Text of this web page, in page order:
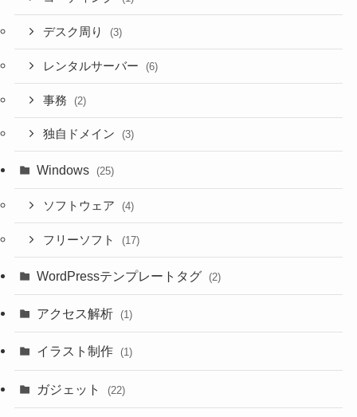
デスク周り (3)
レンタルサーバー (6)
事務 (2)
独自ドメイン (3)
Windows (25)
ソフトウェア (4)
フリーソフト (17)
WordPressテンプレートタグ (2)
アクセス解析 (1)
イラスト制作 (1)
ガジェット (22)